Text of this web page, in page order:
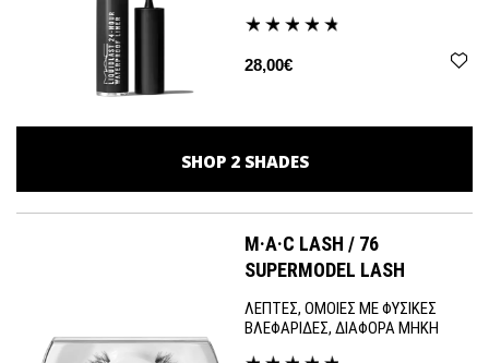
28,00€
SHOP 2SHADES
M·A·C LASH / 76
SUPERMODEL LASH
ΛΕΠΤΕΣ, ΟΜΟΙΕΣ ΜΕ ΦΥΣΙΚΕΣ
ΒΛΕΦΑΡΙΔΕΣ, ΔΙΑΦΟΡΑ ΜΗΚΗ